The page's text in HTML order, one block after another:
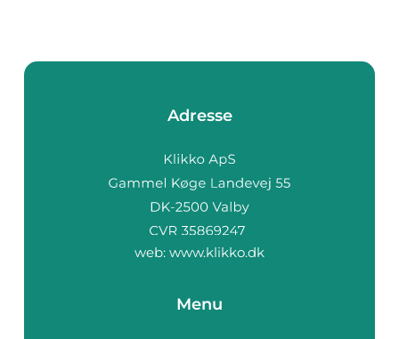
Adresse
web: www.klikko.dk
Menu